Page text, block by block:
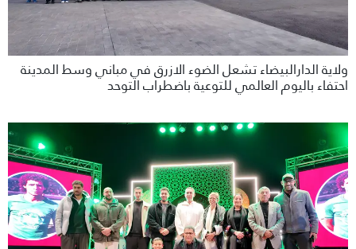
ولاية الدارالبيضاء تشعل الضوء الازرق في مباني وسط المدينة
احتفاء باليوم العالمي للتوعية باضطراب التوحد